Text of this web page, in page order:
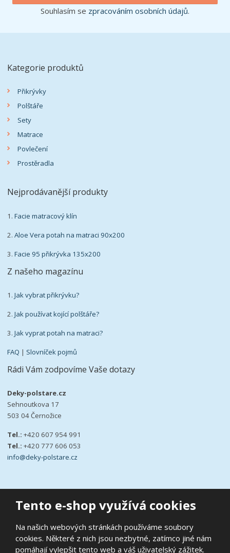
Tento e-shop využívá cookies
Na našich webových stránkách používáme soubory
cookies. Některé z nich jsou nezbytné, zatímco jiné nám
pomáhají vylepšit tento web a váš uživatelský zážitek.
Souhlasím se zpracováním osobních údajů.
Kategorie produktů
Přikrývky
Polštáře
Sety
Matrace
Povlečení
Prostěradla
Nejprodávanější produkty
1.Facie matracový klín
2.Aloe Vera potah na matraci 90x200
3.Facie 95 přikrývka 135x200
Z našeho magazínu
1.Jak vybrat přikrývku?
2.Jak používat kojící polštáře?
3.Jak vyprat potah na matraci?
FAQ | Slovníček pojmů
Rádi Vám zodpovíme Vaše dotazy
Deky-polstare.cz
Sehnoutkova 17
503 04 Černožice
Tel.: +420 607 954 991
Tel.: +420 777 606 053
info@deky-polstare.cz
Ochrana osobních údajů|Prohlášení o přístupnosti|Podmínky
užití|Mapa stránek